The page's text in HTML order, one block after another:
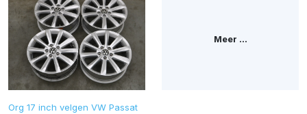
Org 17 inch velgen VW Passat
Meer ...